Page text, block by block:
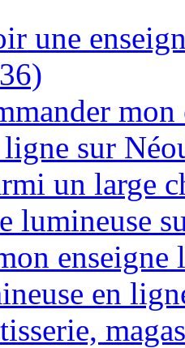
une
sur
un large
lumineuse
en